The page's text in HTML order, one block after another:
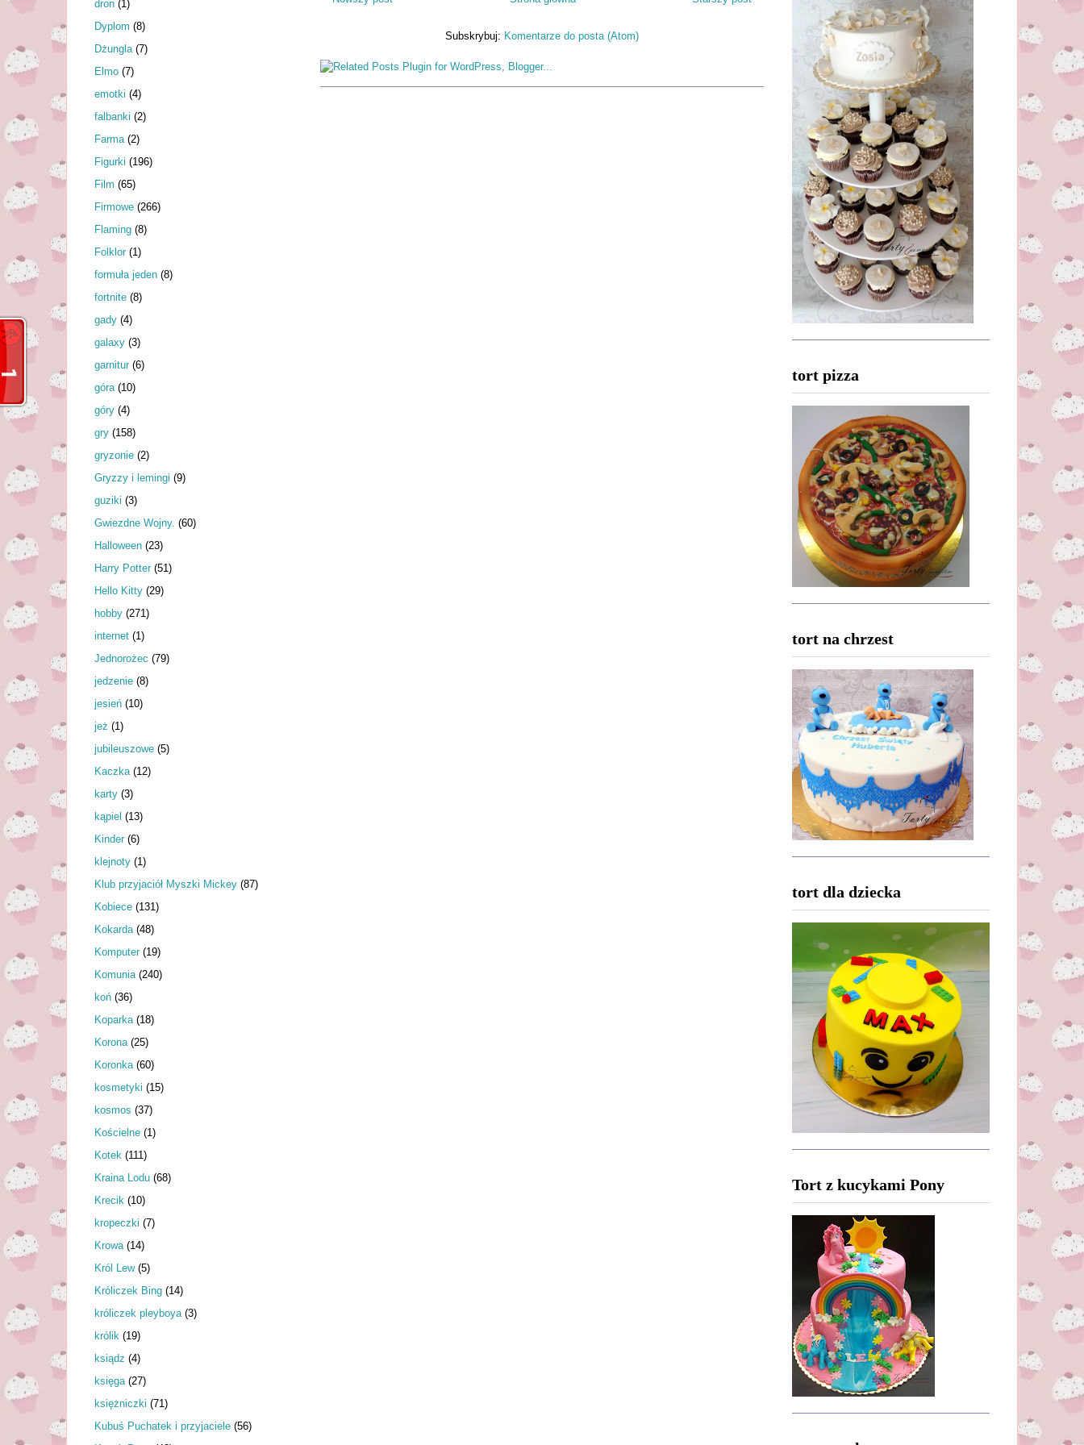
Subskrybuj: Komentarze do posta (Atom)
dron (1)
Dyplom (8)
Dżungla (7)
Elmo (7)
emotki (4)
falbanki (2)
Farma (2)
Figurki (196)
Film (65)
Firmowe (266)
Flaming (8)
Folklor (1)
formuła jeden (8)
fortnite (8)
gady (4)
galaxy (3)
garnitur (6)
góra (10)
góry (4)
gry (158)
gryzonie (2)
Gryzzy i lemingi (9)
guziki (3)
Gwiezdne Wojny. (60)
Halloween (23)
Harry Potter (51)
Hello Kitty (29)
hobby (271)
internet (1)
Jednorożec (79)
jedzenie (8)
jesień (10)
jeż (1)
jubileuszowe (5)
Kaczka (12)
karty (3)
kąpiel (13)
Kinder (6)
klejnoty (1)
Klub przyjaciół Myszki Mickey (87)
Kobiece (131)
Kokarda (48)
Komputer (19)
Komunia (240)
koń (36)
Koparka (18)
Korona (25)
Koronka (60)
kosmetyki (15)
kosmos (37)
Kościelne (1)
Kotek (111)
Kraina Lodu (68)
Krecik (10)
kropeczki (7)
Krowa (14)
Król Lew (5)
Króliczek Bing (14)
króliczek pleyboya (3)
królik (19)
ksiądz (4)
księga (27)
księżniczki (71)
Kubuś Puchatek i przyjaciele (56)
tort pizza
tort na chrzest
tort dla dziecka
Tort z kucykami Pony